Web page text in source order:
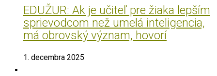
EDUŽUR: Ak je učiteľ pre žiaka lepším
sprievodcom než umelá inteligencia,
má obrovský význam, hovorí
1. decembra 2025